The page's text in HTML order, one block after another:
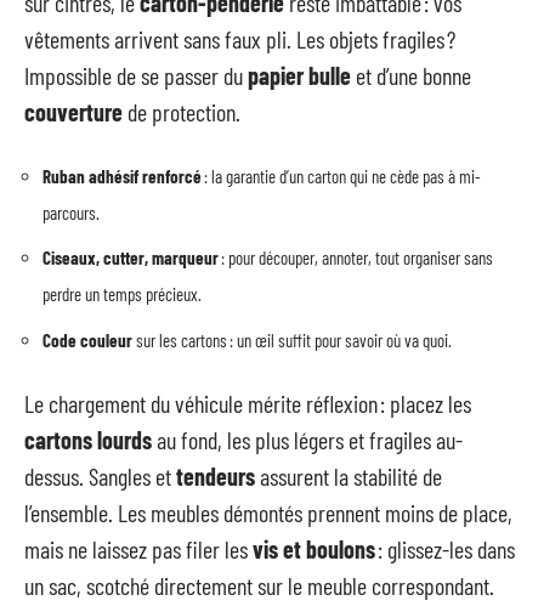
vêtements arrivent sans faux pli. Les objets fragiles ?
Impossible de se passer dupapier bulle et d’une bonne
couverture de protection.
Ruban adhésif renforcé: la garantie d’un carton qui ne cède pas à mi-
parcours.
Ciseaux, cutter, marqueur: pour découper, annoter, tout organiser sans
perdre un temps précieux.
Code couleursur les cartons : un œil suffit pour savoir où va quoi.
Le chargement du véhicule mérite réflexion : placez les
cartons lourdsau fond, les plus légers et fragiles au-
dessus. Sangles ettendeursassurent la stabilité de
l’ensemble. Les meubles démontés prennent moins de place,
mais ne laissez pas filer lesvis et boulons: glissez-les dans
un sac, scotché directement sur le meuble correspondant.